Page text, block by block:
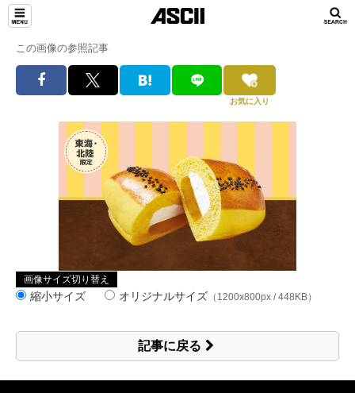
この画像の参照記事
お気に入り
画像サイズ切り替え
縮小サイズ オリジナルサイズ （1200x800px / 448KB）
記事に戻る